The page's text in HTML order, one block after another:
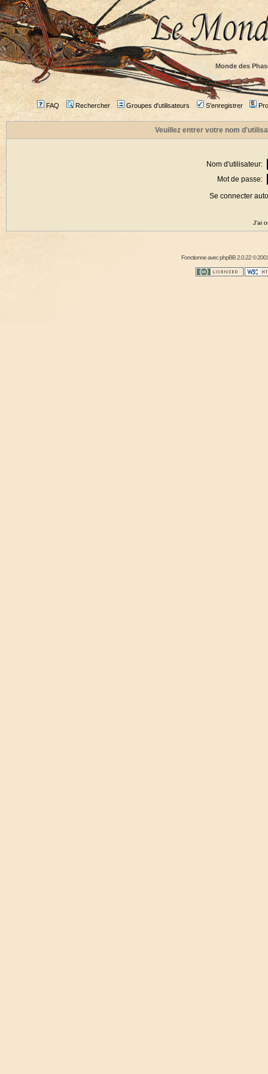
Monde des
FAQ Rechercher Groupes d'utilisateurs S'enregistrer
Veuillez entrer votre nom
Nom d'utilisateur:
Mot de passe:
Se connecter
J'ai
Fonctionne avecphpBB2.0.22 ©